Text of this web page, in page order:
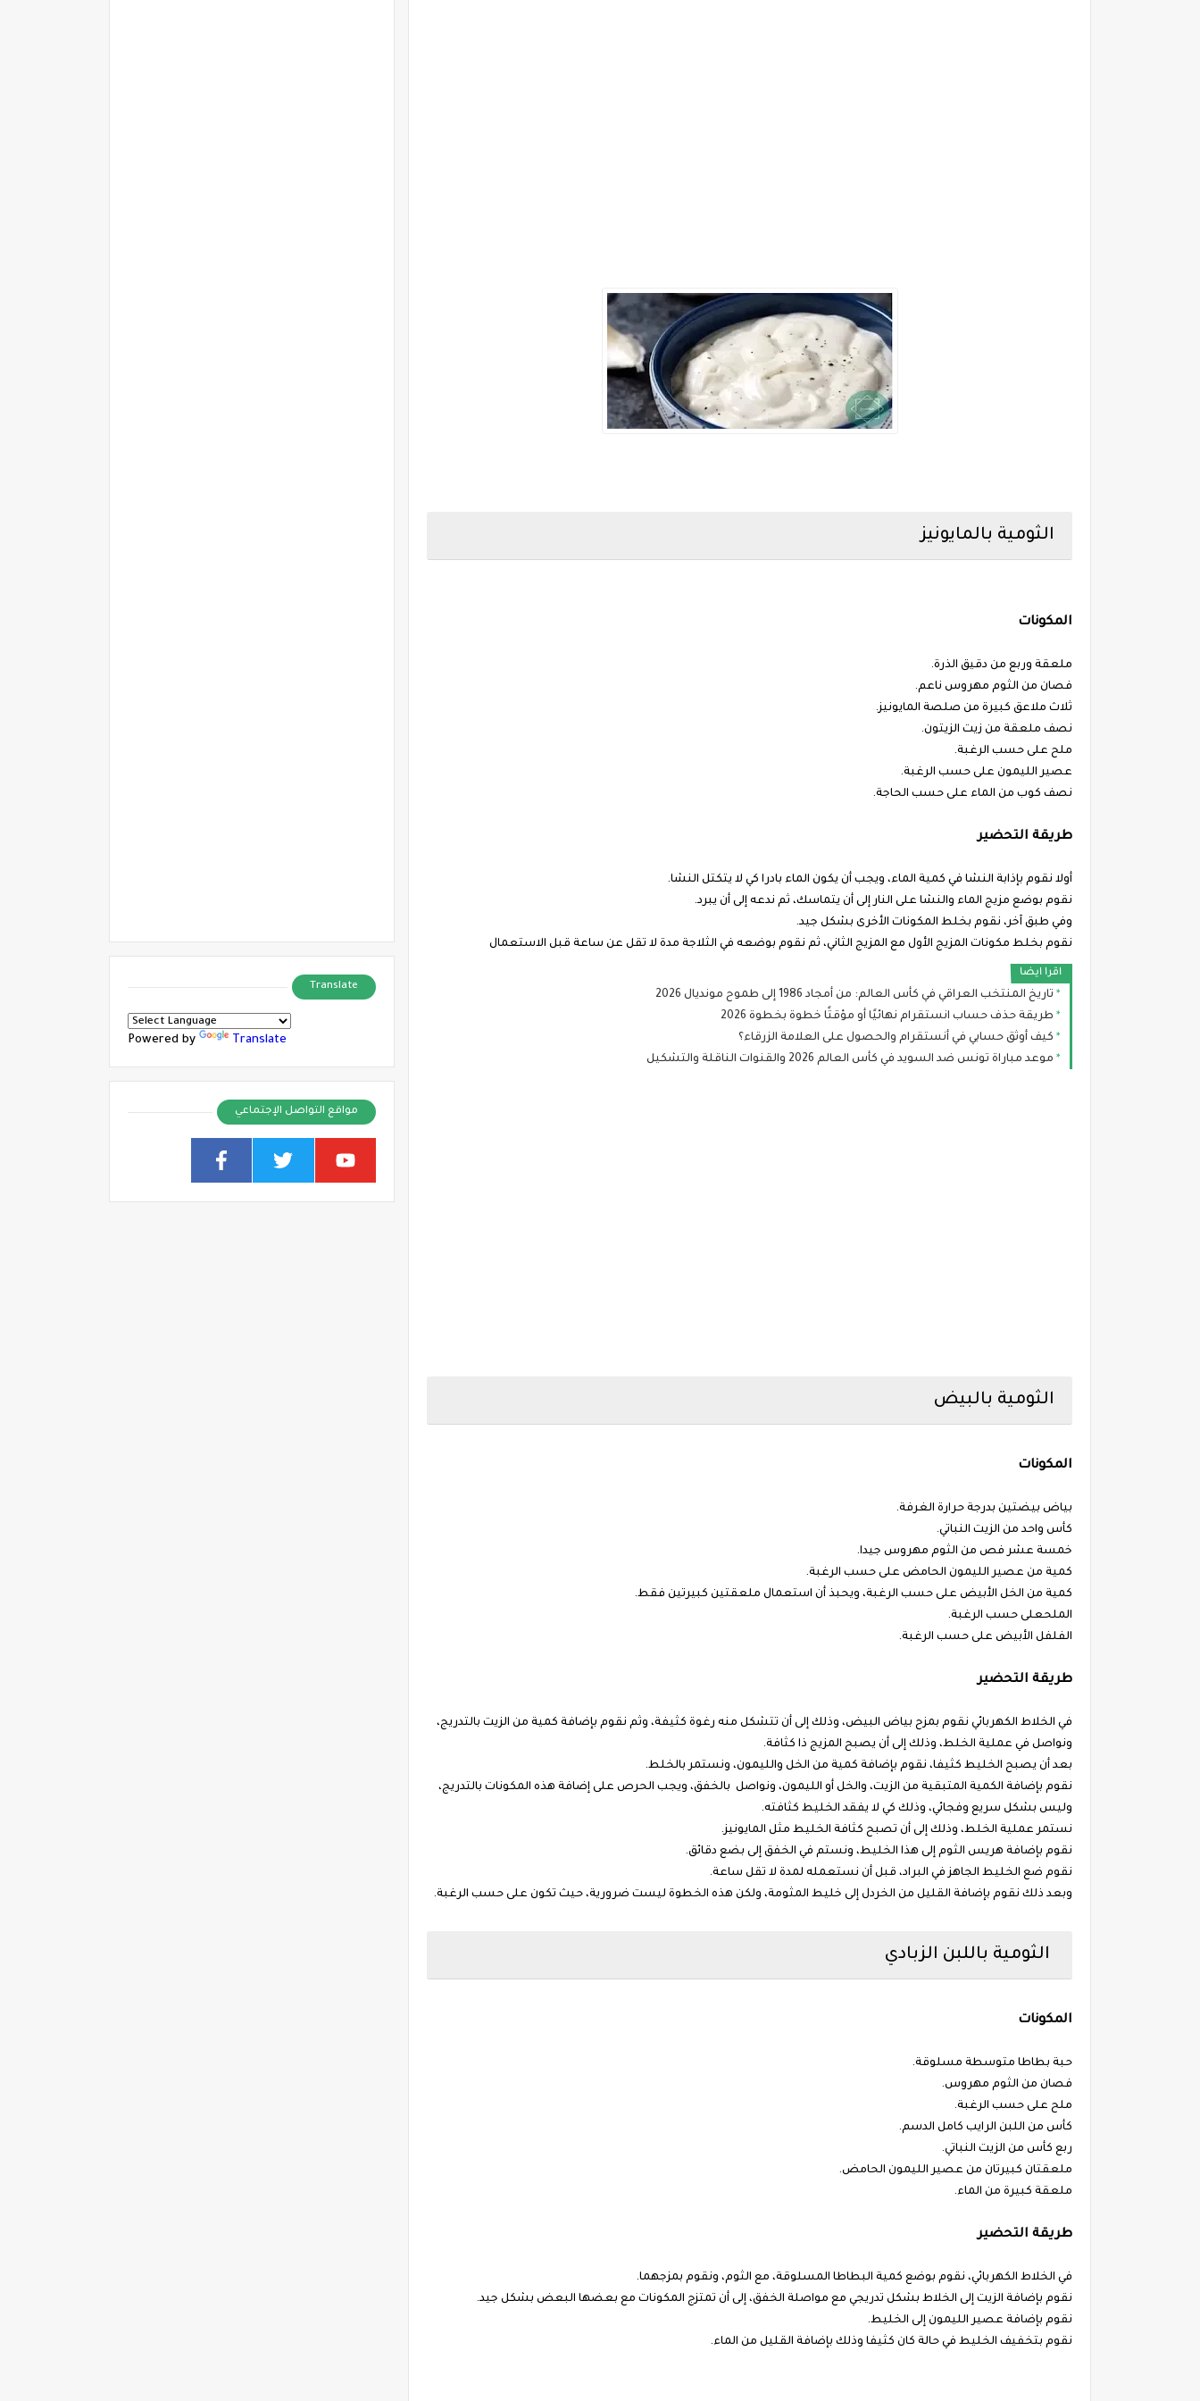
الثومية بالمايونيز
المكونات
ملعقة وربع من دقيق الذرة.
فصان من الثوم مهروس ناعم.
ثلاث ملاعق كبيرة من صلصة المايونيز.
نصف ملعقة من زيت الزيتون.
ملح على حسب الرغبة.
عصير الليمون على حسب الرغبة.
نصف كوب من الماء على حسب الحاجة.
طريقة التحضير
أولا نقوم بإذابة النشا في كمية الماء، ويجب أن يكون الماء بادرا كي لا يتكتل النشا.
نقوم بوضع مزيج الماء والنشا على النار إلى أن يتماسك، ثم ندعه إلى أن يبرد.
وفي طبق آخر، نقوم بخلط المكونات الأخرى بشكل جيد.
نقوم بخلط مكونات المزيج الأول مع المزيج الثاني، ثم نقوم بوضعه في الثلاجة مدة لا تقل عن ساعة قبل الاستعمال
اقرا ايضا
تاريخ المنتخب العراقي في كأس العالم: من أمجاد 1986 إلى طموح مونديال 2026
طريقة حذف حساب انستقرام نهائيًا أو مؤقتًا خطوة بخطوة 2026
كيف أوثق حسابي في أنستقرام والحصول على العلامة الزرقاء؟
موعد مباراة تونس ضد السويد في كأس العالم 2026 والقنوات الناقلة والتشكيل
الثومية بالبيض
المكونات
بياض بيضتين بدرجة حرارة الغرفة.
كأس واحد من الزيت النباتي.
خمسة عشر فص من الثوم مهروس جيدا.
كمية من عصير الليمون الحامض على حسب الرغبة.
كمية من الخل الأبيض على حسب الرغبة، ويحبذ أن استعمال ملعقتين كبيرتين فقط.
الملحعلى حسب الرغبة.
الفلفل الأبيض على حسب الرغبة.
طريقة التحضير
في الخلاط الكهربائي نقوم بمزح بياض البيض، وذلك إلى أن تتشكل منه رغوة كثيفة، وثم نقوم بإضافة كمية من الزيت بالتدريج،
ونواصل في عملية الخلط، وذلك إلى أن يصبح المزيج ذا كثافة.
بعد أن يصبح الخليط كثيفا، نقوم بإضافة كمية من الخل والليمون، ونستمر بالخلط.
نقوم بإضافة الكمية المتبقية من الزيت، والخل أو الليمون، ونواصل بالخفق، ويجب الحرص على إضافة هذه المكونات بالتدريج،
وليس بشكل سريع وفجائي، وذلك كي لا يفقد الخليط كثافته.
نستمر عملية الخلط، وذلك إلى أن تصبح كثافة الخليط مثل المايونيز.
نقوم بإضافة هريس الثوم إلى هذا الخليط، ونستم في الخفق إلى بضع دقائق.
نقوم ضع الخليط الجاهز في البراد، قبل أن نستعمله لمدة لا تقل ساعة.
وبعد ذلك نقوم بإضافة القليل من الخردل إلى خليط المثومة، ولكن هذه الخطوة ليست ضرورية، حيث تكون على حسب الرغبة.
الثومية باللبن الزبادي
المكونات
حبة بطاطا متوسطة مسلوقة.
فصان من الثوم مهروس.
ملح على حسب الرغبة.
كأس من اللبن الرايب كامل الدسم.
ربع كأس من الزيت النباتي.
ملعقتان كبيرتان من عصير الليمون الحامض.
ملعقة كبيرة من الماء.
طريقة التحضير
في الخلاط الكهربائي، نقوم بوضع كمية البطاطا المسلوقة، مع الثوم، ونقوم بمزجهما.
نقوم بإضافة الزيت إلى الخلاط بشكل تدريجي مع مواصلة الخفق، إلى أن تمتزج المكونات مع بعضها البعض بشكل جيد.
نقوم بإضافة عصير الليمون إلى الخليط.
نقوم بتخفيف الخليط في حالة كان كثيفا وذلك بإضافة القليل من الماء.
Translate
Powered by Translate
مواقع التواصل الإجتماعي